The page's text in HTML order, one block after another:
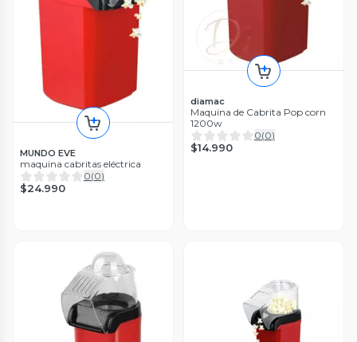
MUNDO EVE
maquina cabritas eléctrica
0(0)
$24.990
diamac
Maquina de Cabrita Pop corn
1200w
0(0)
$14.990